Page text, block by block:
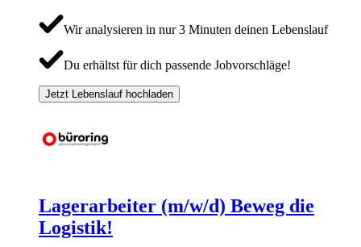
Wir analysieren in nur 3 Minuten deinen Lebenslauf
Du erhältst für dich passende Jobvorschläge!
Jetzt Lebenslauf hochladen
Lagerarbeiter (m/w/d) Beweg die
Logistik!